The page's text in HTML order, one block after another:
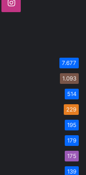
Instagram
7.677
1.093
514
229
195
179
175
139